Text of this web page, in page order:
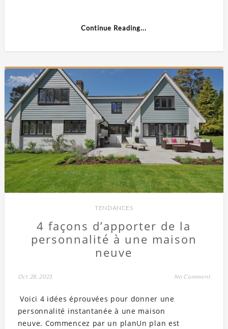
Continue Reading...
TENDANCES
4 façons d’apporter de la
personnalité à une maison
neuve
Oct 28, 2021 No Comment
Voici 4 idées éprouvées pour donner une
personnalité instantanée à une maison
neuve. Commencez par un planUn plan est